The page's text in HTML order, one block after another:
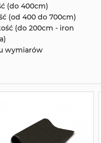
(do 400cm)
(od 400 do 700cm)
(do 200cm - iron
wymiarów